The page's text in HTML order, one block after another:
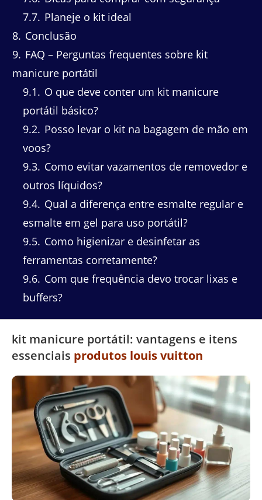
7.7 Planeje o kit ideal
8 Conclusão
9 FAQ – Perguntas frequentes sobre kit
manicure portátil
9.1
O que deve conter um kit manicure
portátil básico?
9.2 Posso levar o kit na bagagem de mão em
voos?
9.3 Como evitar vazamentos de removedor e
outros líquidos?
9.4 Qual a diferença entre esmalte regular e
esmalte em gel para uso portátil?
9.5 Como higienizar e desinfetar as
ferramentas corretamente?
9.6 Com que frequência devo trocar lixas e
buffers?
kit manicure portátil: vantagens e itens
essenciais produtos louis vuitton